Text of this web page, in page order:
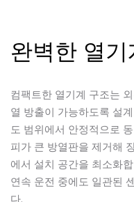
완벽한 열기
컴팩트한 열기계 구조는
열 방출이 가능하도록 설
도 범위에서 안정적으로
피가 큰 방열판을 제거해
에서 설치 공간을 최소화
연속 운전 중에도 일관된
다.